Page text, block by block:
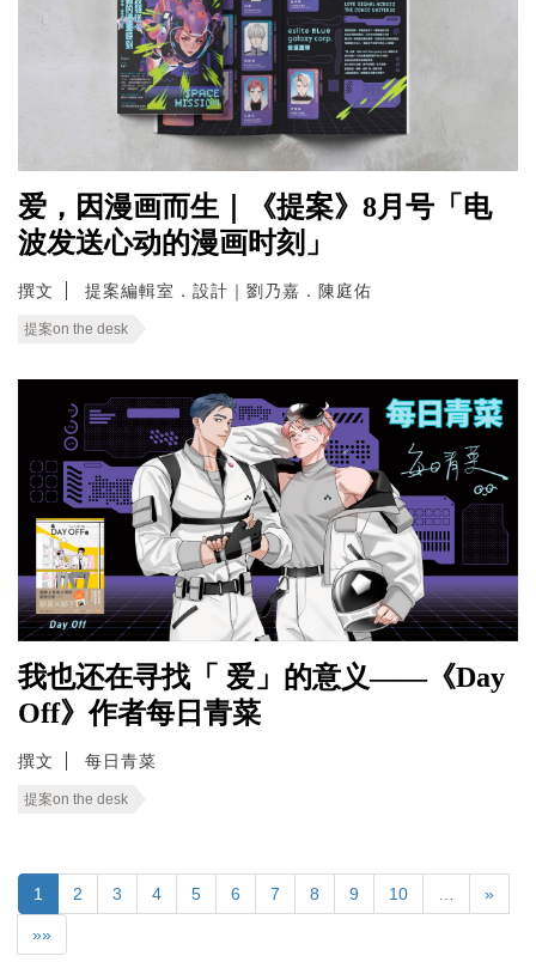
爱，因漫画而生｜《提案》8月号「电
波发送心动的漫画时刻」
撰文 提案編輯室．設計｜劉乃嘉．陳庭佑
提案on the desk
我也还在寻找「 爱」的意义——《Day
Off》作者每日青菜
撰文 每日青菜
提案on the desk
1 2 3 4 5 6 7 8 9 10 »
»»